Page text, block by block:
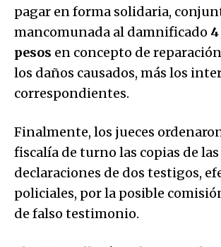
pagar en forma solidaria,
mancomunada al damnificado
pesos en concepto de
los daños causados, más los
correspondientes.
Finalmente, los jueces
fiscalía de turno las copias de las
declaraciones de dos testigos,
policiales, por la posible
de falso testimonio.